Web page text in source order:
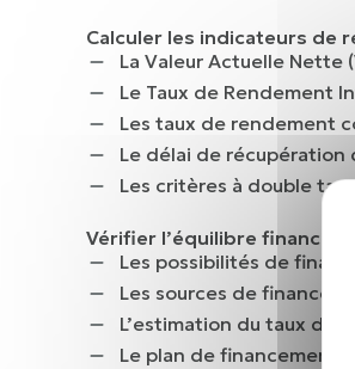
Calculer les indicateurs de
La Valeur Actuelle Nette
Le Taux de Rendement
Les taux de rendement
Le délai de récupération
Les critères à double
Vérifier l’équilibre financier
Les possibilités de
Les sources de
L’estimation du taux
Le plan de financement